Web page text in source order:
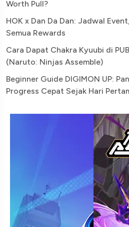
Worth Pull?
HOK x Dan Da Dan: Jadwal
Semua Rewards
Cara Dapat Chakra Kyuubi di
(Naruto: Ninjas Assemble)
Beginner Guide DIGIMON UP:
Progress Cepat Sejak Hari